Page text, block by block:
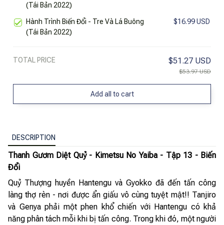
(Tái Bản 2022)
Hành Trình Biến Đổi - Tre Và Lá Buông
(Tái Bản 2022)
$16.99 USD
TOTAL PRICE $51.27 USD
$53.97 USD
Add all to cart
DESCRIPTION
Thanh Gươm Diệt Quỷ - Kimetsu No Yaiba - Tập 13 - Biến
Đổi
Quỷ Thượng huyền Hantengu và Gyokko đã đến tấn công
làng thợ rèn - nơi được ẩn giấu vô cùng tuyệt mật!! Tanjiro
và Genya phải một phen khổ chiến với Hantengu có khả
năng phân tách mỗi khi bị tấn công. Trong khi đó, một người